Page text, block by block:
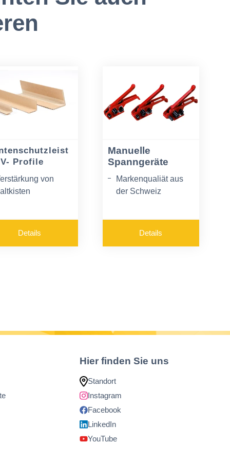
Profile
von
mit
Details
Manuelle
Spanngeräte
Markenqualiät aus
der Schweiz
Design
leicht und robust
Details
Hier finden Sie uns
Standort
Instagram
Facebook
LinkedIn
YouTube